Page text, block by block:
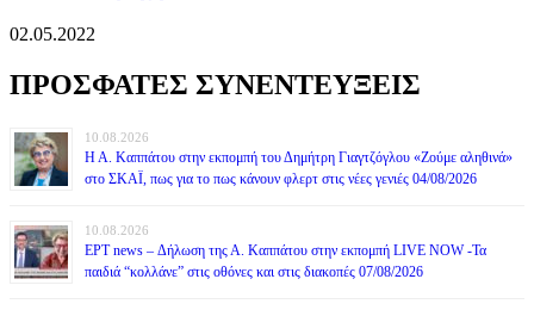
02.05.2022
ΠΡΟΣΦΑΤΕΣ ΣΥΝΕΝΤΕΥΞΕΙΣ
10.08.2026
Η Α. Καππάτου στην εκπομπή του Δημήτρη Γιαγτζόγλου «Ζούμε αληθινά»
στο ΣΚΑΪ, πως για το πως κάνουν φλερτ στις νέες γενιές 04/08/2026
10.08.2026
ΕΡΤ news – Δήλωση της Α. Καππάτου στην εκπομπή LIVE NOW -Τα
παιδιά “κολλάνε” στις οθόνες και στις διακοπές 07/08/2026